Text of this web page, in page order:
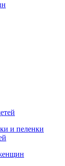
и пеленки